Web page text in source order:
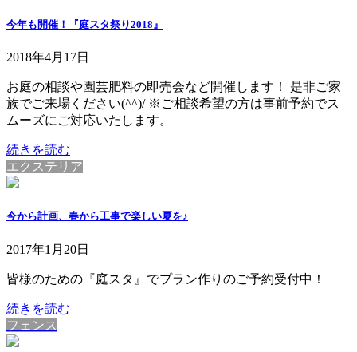
今年も開催！『庭スタ祭り2018』
2018年4月17日
お庭の相談や園芸肥料の即売会など開催します！ 是非ご家
族でご来場ください(^^)/ ※ご相談希望の方は事前予約でス
ムーズにご対応いたします。
続きを読む
エクステリア
今から計画、春から工事で楽しい夏を♪
2017年1月20日
皆様のための『庭スタ』でプラン作りのご予約受付中！
続きを読む
フェンス